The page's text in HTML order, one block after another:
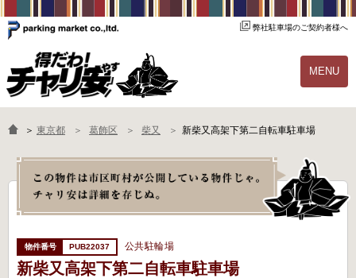
弊社駐車場のご契約者様へ
MENU
物件一覧 ご契約の流れ
よくあるご質問 駐輪場オーナー様へ
＞ 東京都 葛飾区 柴又 新柴又高架下第二自転車駐車場
PUB22037 公共駐輪場
新柴又高架下第二自転車駐車場